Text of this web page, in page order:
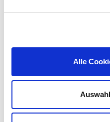
Alle
Komplexität managen
Die Komplexität des
strukturierten und
bereits deutlich eingrenzen.
Jedoch reicht dies allein